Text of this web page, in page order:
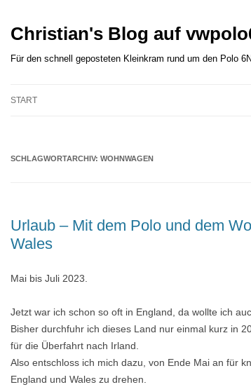
Christian's Blog auf
Für den schnell geposteten Kleinkram rund um den Polo 6N
START
SCHLAGWORTARCHIV: WOHNWAGEN
Urlaub – Mit dem Polo und dem
Wales
Mai bis Juli 2023.
Jetzt war ich schon so oft in England, da wollte ich
Bisher durchfuhr ich dieses Land nur einmal kurz in
für die Überfahrt nach Irland.
Also entschloss ich mich dazu, von Ende Mai an für
England und Wales zu drehen.